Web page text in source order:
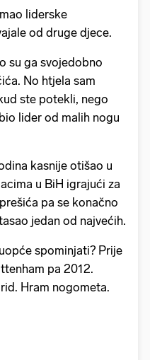
liderske
od druge djece.
su ga svojedobno
No htjela sam
ste potekli, nego
lider od malih nogu
kasnije otišao u
u BiH igrajući za
pa se konačno
jedan od najvećih.
spominjati? Prije
pa 2012.
Hram nogometa.